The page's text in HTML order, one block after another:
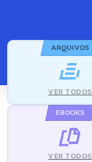
ARQUIVOS
VER TODOS
EBOOKS
VER TODOS